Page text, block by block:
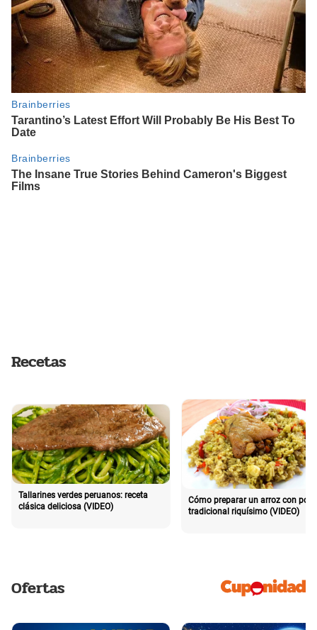
Recetas
Tallarines verdes peruanos: receta
clásica deliciosa (VIDEO)
Cómo preparar un arroz con pollo
tradicional riquísimo (VIDEO)
Ofertas